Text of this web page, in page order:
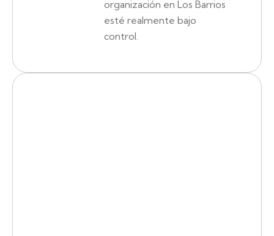
organización en Los Barrios
esté realmente bajo
control.